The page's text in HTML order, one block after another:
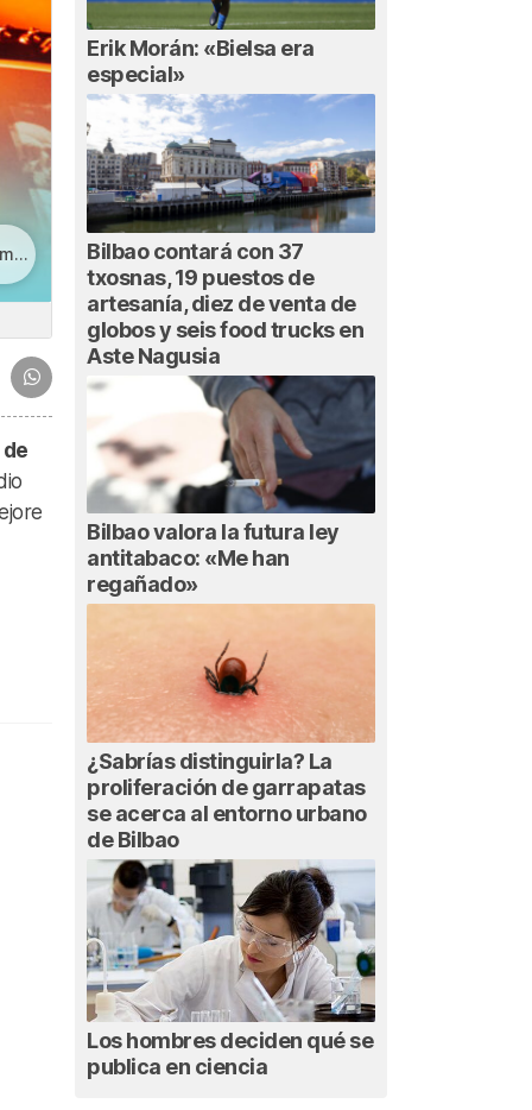
Erik Morán: «Bielsa era
especial»
Bilbao contará con 37
txosnas, 19 puestos de
artesanía, diez de venta de
globos y seis food trucks en
Aste Nagusia
Bilbao valora la futura ley
antitabaco: «Me han
regañado»
¿Sabrías distinguirla? La
proliferación de garrapatas
se acerca al entorno urbano
de Bilbao
Los hombres deciden qué se
publica en ciencia